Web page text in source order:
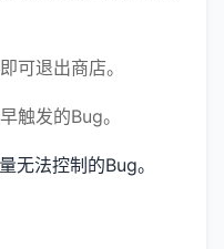
可退出商店。
触发的Bug。
无法控制的Bug。